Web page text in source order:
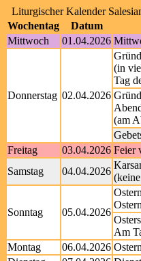
Liturgischer Kalender
Wochentag
Datum
Mittwoch
01.04.2026
Donnerstag 02.04.2026
(in
Tag
(am
Freitag
03.04.2026 Feier
Samstag
04.04.2026
Sonntag 05.04.2026
Am
Montag
06.04.2026